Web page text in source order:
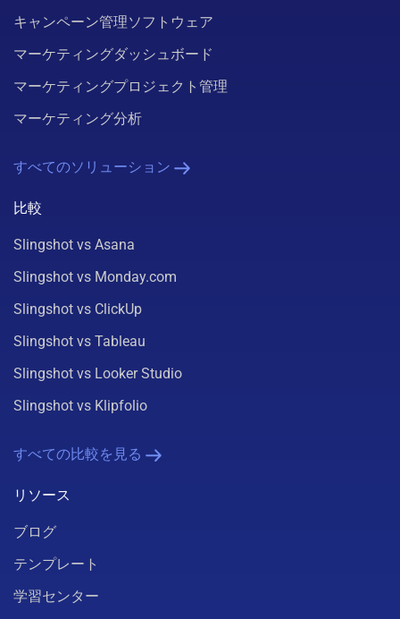
キャンペーン管理ソフトウェア
マーケティングダッシュボード
マーケティングプロジェクト管理
マーケティング分析
すべてのソリューション
比較
Slingshot vs Asana
Slingshot vs Monday.com
Slingshot vs ClickUp
Slingshot vs Tableau
Slingshot vs Looker Studio
Slingshot vs Klipfolio
すべての比較を見る
リソース
ブログ
テンプレート
学習センター